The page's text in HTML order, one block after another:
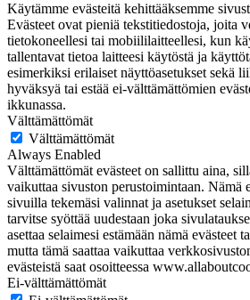
Käytämme evästeitä kehittääksemme
Evästeet ovat pieniä tekstitiedostoja, joita
tietokoneellesi tai mobiililaitteellesi, kun
tallentavat tietoa laitteesi käytöstä ja
esimerkiksi erilaiset näyttöasetukset sekä
hyväksyä tai estää ei-välttämättömien
ikkunassa.
Välttämättömät
Välttämättömät
Always Enabled
Välttämättömät evästeet on sallittu aina,
vaikuttaa sivuston perustoimintaan. Nämä
sivuilla tekemäsi valinnat ja asetukset
tarvitse syöttää uudestaan joka
asettaa selaimesi estämään nämä evästeet
mutta tämä saattaa vaikuttaa
evästeistä saat osoitteessa
Ei-välttämättömät